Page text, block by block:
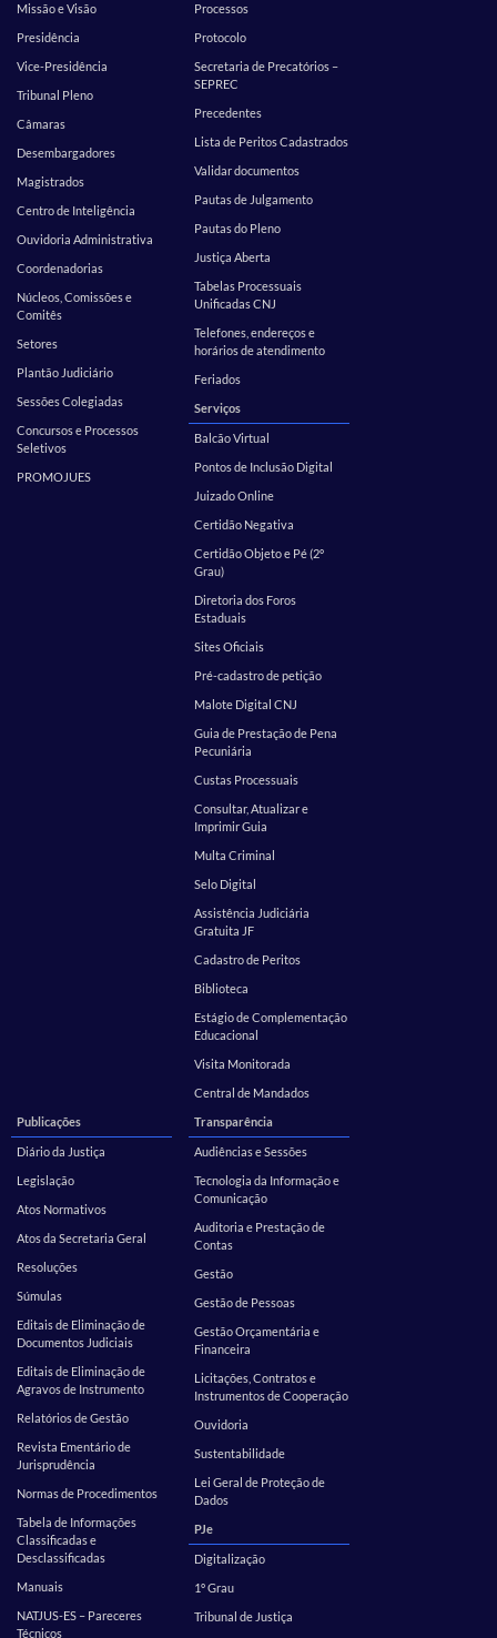
Missão e Visão
Presidência
Vice-Presidência
Tribunal Pleno
Câmaras
Desembargadores
Magistrados
Centro de Inteligência
Ouvidoria Administrativa
Coordenadorias
Núcleos, Comissões e
Comitês
Setores
Plantão Judiciário
Sessões Colegiadas
Concursos e Processos
Seletivos
PROMOJUES
Processos
Protocolo
Secretaria de Precatórios –
SEPREC
Precedentes
Lista de Peritos Cadastrados
Validar documentos
Pautas de Julgamento
Pautas do Pleno
Justiça Aberta
Tabelas Processuais
Unificadas CNJ
Telefones, endereços e
horários de atendimento
Feriados
Serviços
Balcão Virtual
Pontos de Inclusão Digital
Juizado Online
Certidão Negativa
Certidão Objeto e Pé (2º
Grau)
Diretoria dos Foros
Estaduais
Sites Oficiais
Pré-cadastro de petição
Malote Digital CNJ
Guia de Prestação de Pena
Pecuniária
Custas Processuais
Consultar, Atualizar e
Imprimir Guia
Multa Criminal
Selo Digital
Assistência Judiciária
Gratuita JF
Cadastro de Peritos
Biblioteca
Estágio de Complementação
Educacional
Visita Monitorada
Central de Mandados
Publicações
Diário da Justiça
Legislação
Atos Normativos
Atos da Secretaria Geral
Resoluções
Súmulas
Editais de Eliminação de
Documentos Judiciais
Editais de Eliminação de
Agravos de Instrumento
Relatórios de Gestão
Revista Ementário de
Jurisprudência
Normas de Procedimentos
Tabela de Informações
Classificadas e
Desclassificadas
Manuais
NATJUS-ES – Pareceres
Técnicos
Transparência
Audiências e Sessões
Tecnologia da Informação e
Comunicação
Auditoria e Prestação de
Contas
Gestão
Gestão de Pessoas
Gestão Orçamentária e
Financeira
Licitações, Contratos e
Instrumentos de Cooperação
Ouvidoria
Sustentabilidade
Lei Geral de Proteção de
Dados
PJe
Digitalização
1º Grau
Tribunal de Justiça